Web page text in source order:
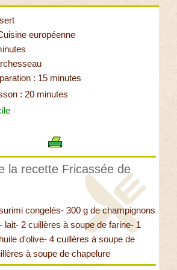
européenne
: 15 minutes
: 20 minutes
la recette Fricassée de
congelés- 300 g de champignons
lait- 2 cuillères à soupe de farine- 1
d'olive- 4 cuillères à soupe de
à soupe de chapelure